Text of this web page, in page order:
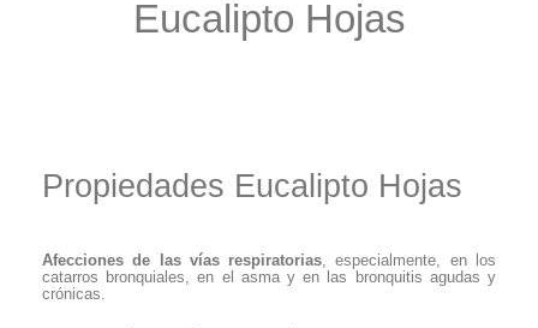
Eucalipto Hojas
Propiedades Eucalipto Hojas
Afecciones de las vías respiratorias, especialmente, en los
catarros bronquiales, en el asma y en las bronquitis agudas y
crónicas.